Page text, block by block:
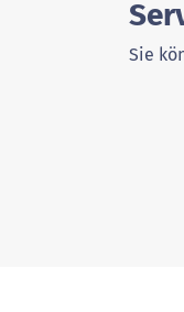
Sie